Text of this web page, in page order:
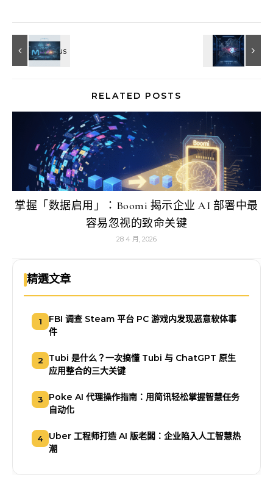
RELATED POSTS
掌握「数据启用」：Boomi 揭示企业 AI 部署中最
容易忽视的致命关键
28 4 月, 2026
精選文章
1
FBI 调查 Steam 平台 PC 游戏内发现恶意软体事
件
2
Tubi 是什么？一次搞懂 Tubi 与 ChatGPT 原生
应用整合的三大关键
3
Poke AI 代理操作指南：用简讯轻松掌握智慧任务
自动化
4
Uber 工程师打造 AI 版老闆：企业陷入人工智慧热
潮